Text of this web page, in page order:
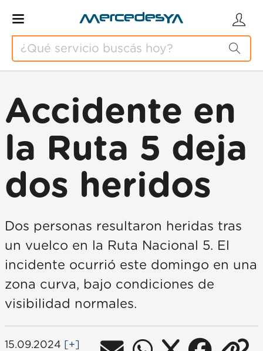
Accidente en
la Ruta 5 deja
dos heridos
Dos personas resultaron heridas tras
un vuelco en la Ruta Nacional 5. El
incidente ocurrió este domingo en una
zona curva, bajo condiciones de
visibilidad normales.
15.09.2024 [+]